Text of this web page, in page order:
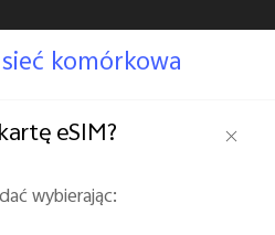
komórkowa
eSIM?
wybierając: